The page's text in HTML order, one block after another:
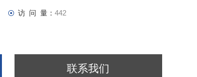
访 问 量： 442
联系我们